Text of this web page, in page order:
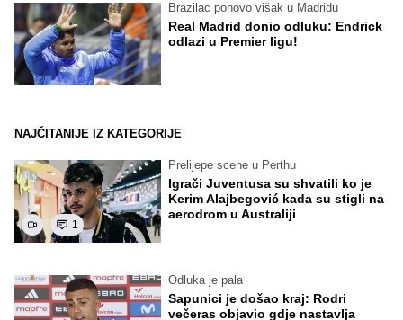
Brazilac ponovo višak u Madridu
Real Madrid donio odluku: Endrick
odlazi u Premier ligu!
NAJČITANIJE IZ KATEGORIJE
1
Prelijepe scene u Perthu
Igrači Juventusa su shvatili ko je
Kerim Alajbegović kada su stigli na
aerodrom u Australiji
Odluka je pala
Sapunici je došao kraj: Rodri
večeras objavio gdje nastavlja